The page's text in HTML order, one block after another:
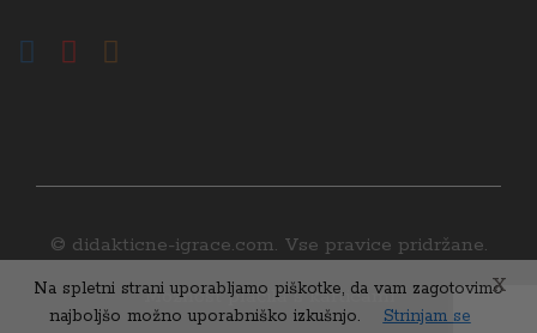
© didakticne-igrace.com. Vse pravice pridržane.
Možnost plačila s karticami
Na spletni strani uporabljamo piškotke, da vam zagotovimo
najboljšo možno uporabniško izkušnjo.
Strinjam se
X